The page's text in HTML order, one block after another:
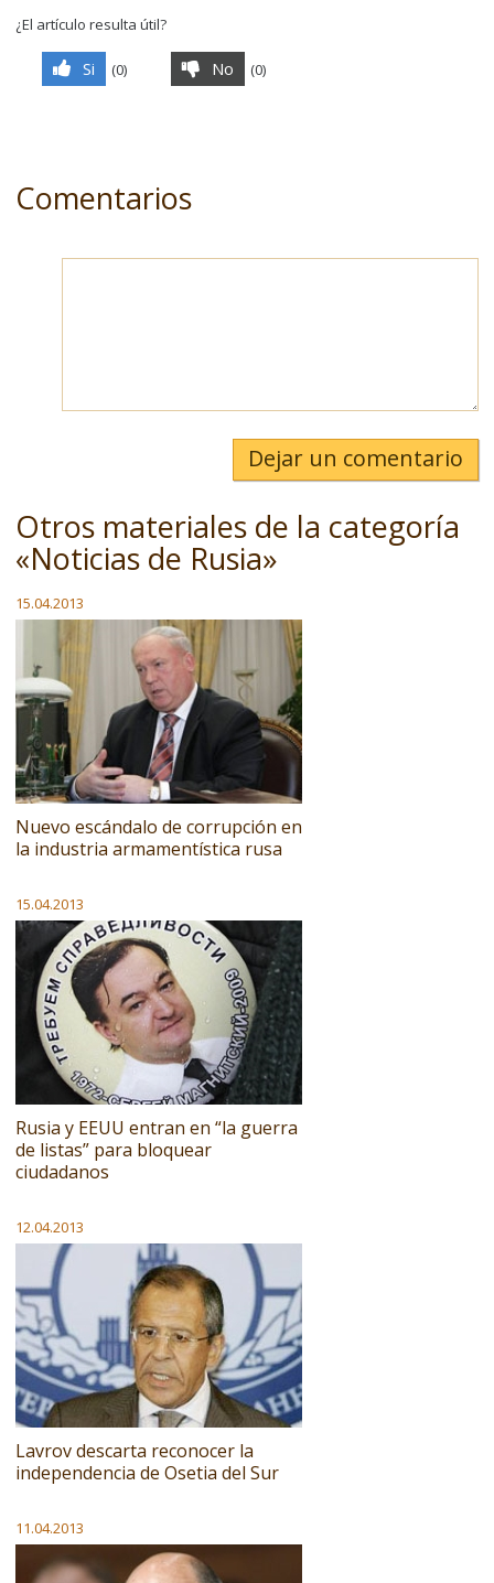
¿El artículo resulta útil?
Si (0) No (0)
Comentarios
Dejar un comentario
Otros materiales de la categoría
«Noticias de Rusia»
15.04.2013
Nuevo escándalo de corrupción en
la industria armamentística rusa
15.04.2013
Rusia y EEUU entran en “la guerra
de listas” para bloquear
ciudadanos
12.04.2013
Lavrov descarta reconocer la
independencia de Osetia del Sur
11.04.2013